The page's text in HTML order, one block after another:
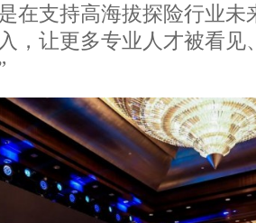
在支持高海拔探险行业未
，让更多专业人才被看见